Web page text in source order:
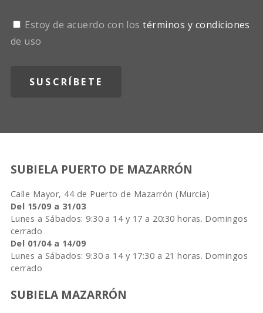
Estoy de acuerdo con lostérminos y condiciones
de uso
SUBIELA PUERTO DE MAZARRÓN
Calle Mayor, 44 de Puerto de Mazarrón (Murcia)
Del 15/09 a 31/03
Lunes a Sábados: 9:30 a 14 y 17 a 20:30 horas. Domingos
cerrado
Del 01/04 a 14/09
Lunes a Sábados: 9:30 a 14 y 17:30 a 21 horas. Domingos
cerrado
SUBIELA MAZARRÓN